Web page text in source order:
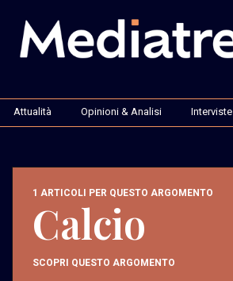
Attualità Opinioni & Analisi Interviste
1 ARTICOLI PER QUESTO ARGOMENTO
Calcio
SCOPRI QUESTO ARGOMENTO